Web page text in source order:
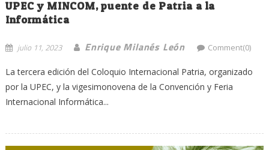
UPEC y MINCOM, puente de Patria a la
Informática
julio 11, 2023 Enrique Milanés León Comment(0)
La tercera edición del Coloquio Internacional Patria, organizado
por la UPEC, y la vigesimonovena de la Convención y Feria
Internacional Informática...